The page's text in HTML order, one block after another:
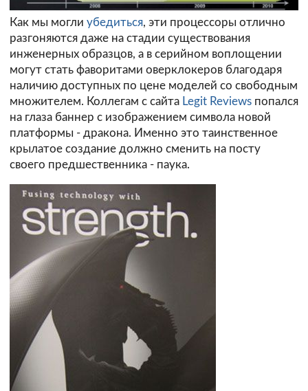
Как мы могли убедиться, эти процессоры отлично
разгоняются даже на стадии существования
инженерных образцов, а в серийном воплощении
могут стать фаворитами оверклокеров благодаря
наличию доступных по цене моделей со свободным
множителем. Коллегам с сайта Legit Reviews попался
на глаза баннер с изображением символа новой
платформы - дракона. Именно это таинственное
крылатое создание должно сменить на посту
своего предшественника - паука.